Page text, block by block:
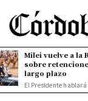
Milei vuelve a la
sobre
largo plazo
El Presidente hablará